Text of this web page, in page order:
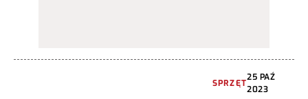
SPRZĘT
25 PAŹ
2023